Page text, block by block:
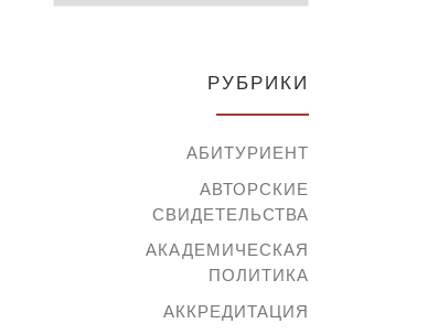
РУБРИКИ
АБИТУРИЕНТ
АВТОРСКИЕ
СВИДЕТЕЛЬСТВА
АКАДЕМИЧЕСКАЯ
ПОЛИТИКА
АККРЕДИТАЦИЯ